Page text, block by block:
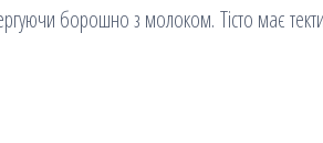
борошно з молоком. Тісто має